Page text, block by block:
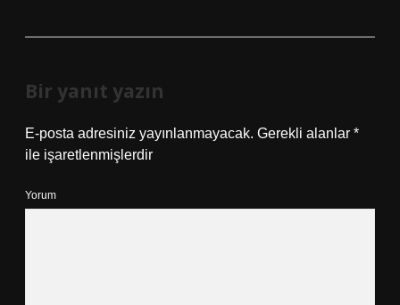
Bir yanıt yazın
E-posta adresiniz yayınlanmayacak. Gerekli alanlar *
ile işaretlenmişlerdir
Yorum